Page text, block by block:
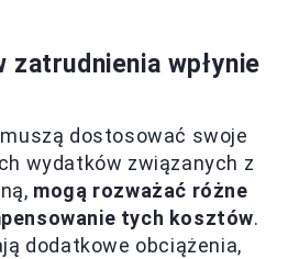
wpłynie
dostosować swoje
wydatków związanych z
mogą rozważać różne
tych kosztów.
dodatkowe obciążenia,